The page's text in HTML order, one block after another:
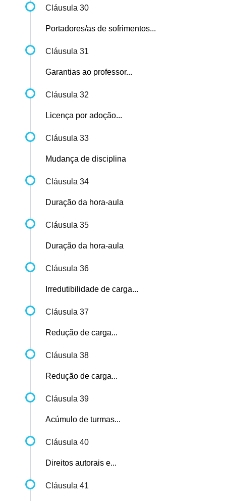
Cláusula 30
Portadores/as de sofrimentos...
Cláusula 31
Garantias ao professor...
Cláusula 32
Licença por adoção...
Cláusula 33
Mudança de disciplina
Cláusula 34
Duração da hora-aula
Cláusula 35
Duração da hora-aula
Cláusula 36
Irredutibilidade de carga...
Cláusula 37
Redução de carga...
Cláusula 38
Redução de carga...
Cláusula 39
Acúmulo de turmas...
Cláusula 40
Direitos autorais e...
Cláusula 41